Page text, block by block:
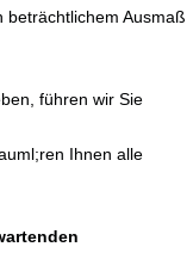
beträchtlichem Ausmaß
führen wir Sie
Ihnen alle